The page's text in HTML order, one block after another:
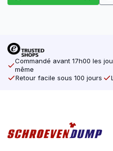
Commandé avant 17h00 les
même
Retour facile sous 100 jours